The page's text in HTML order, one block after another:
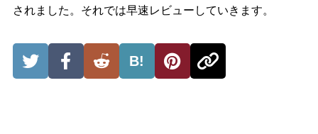
されました。それでは早速レビューしていきます。
B!